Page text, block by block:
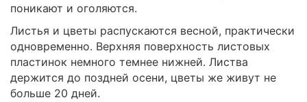
поникают и оголяются.
Листья и цветы распускаются весной, практически
одновременно. Верхняя поверхность листовых
пластинок немного темнее нижней. Листва
держится до поздней осени, цветы же живут не
больше 20 дней.